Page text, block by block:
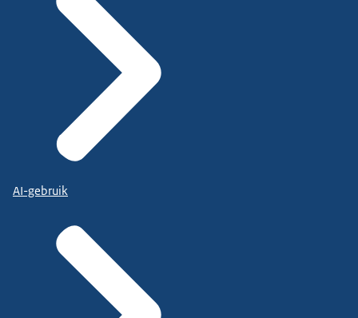
AI-gebruik